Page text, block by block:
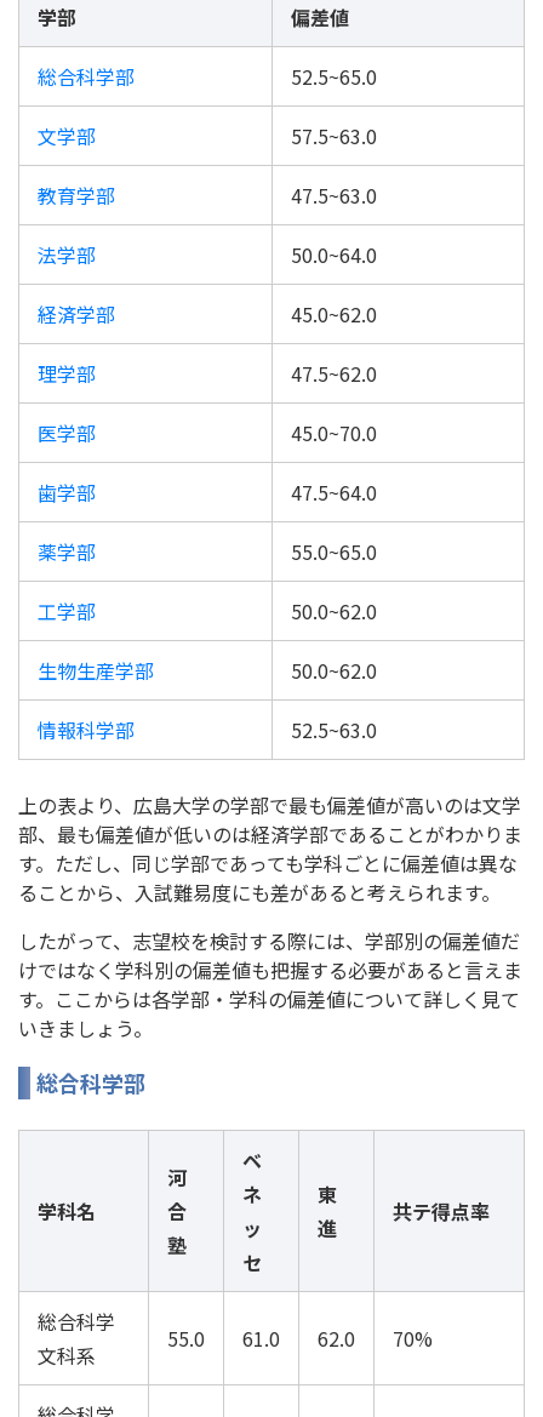
学部 偏差値
総合科学部 52.5~65.0
文学部 57.5~63.0
教育学部 47.5~63.0
法学部 50.0~64.0
経済学部 45.0~62.0
理学部 47.5~62.0
医学部 45.0~70.0
歯学部 47.5~64.0
薬学部 55.0~65.0
工学部 50.0~62.0
生物生産学部 50.0~62.0
情報科学部 52.5~63.0
上の表より、広島大学の学部で最も偏差値が高いのは文学
部、最も偏差値が低いのは経済学部であることがわかりま
す。ただし、同じ学部であっても学科ごとに偏差値は異な
ることから、入試難易度にも差があると考えられます。
したがって、志望校を検討する際には、学部別の偏差値だ
けではなく学科別の偏差値も把握する必要があると言えま
す。ここからは各学部・学科の偏差値について詳しく見て
いきましょう。
総合科学部
学科名
河
合
塾
ベ
ネ
ッ
セ
東
進
共テ得点率
総合科学
文科系
55.0 61.0 62.0 70%